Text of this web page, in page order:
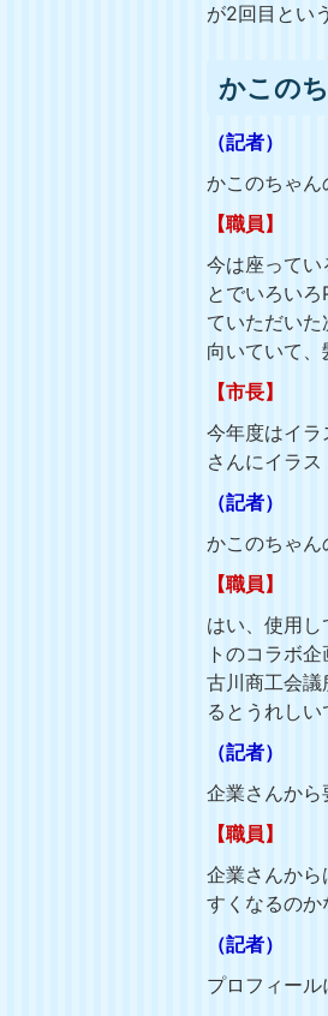
が2回目とい
かこの
（記者）
かこのちゃん
【職員】
今は座ってい
とでいろい
ていただい
向いていて、
【市長】
今年度はイ
さんにイラス
（記者）
かこのちゃん
【職員】
はい、使用
トのコラボ
古川商工会議
るとうれしい
（記者）
企業さんから
【職員】
企業さんか
すくなるのか
（記者）
プロフィール